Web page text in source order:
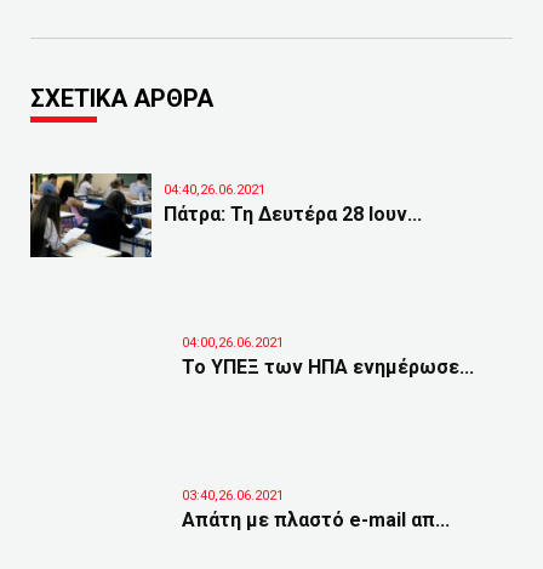
ΣΧΕΤΙΚΑ ΑΡΘΡΑ
04:40,26.06.2021
Πάτρα: Τη Δευτέρα 28 Ιουν...
04:00,26.06.2021
Το ΥΠΕΞ των ΗΠΑ ενημέρωσε...
03:40,26.06.2021
Απάτη με πλαστό e-mail απ...